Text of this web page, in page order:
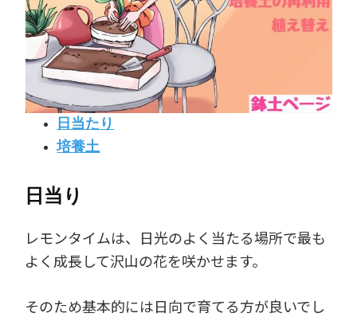
日当たり
培養土
日当り
レモンタイムは、日光のよく当たる場所で最も
よく成長して沢山の花を咲かせます。
そのため基本的には日向で育てる方が良いでし